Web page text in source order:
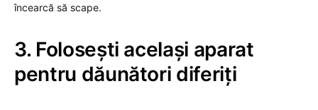
încearcă să scape.
3. Folosești același aparat
pentru dăunători diferiți